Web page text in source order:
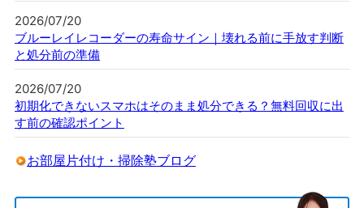
2026/07/20
ブルーレイレコーダーの寿命サイン｜壊れる前に手放す判断
と処分前の準備
2026/07/20
初期化できないスマホはそのまま処分できる？無料回収に出
す前の確認ポイント
お部屋片付け・掃除塾ブログ